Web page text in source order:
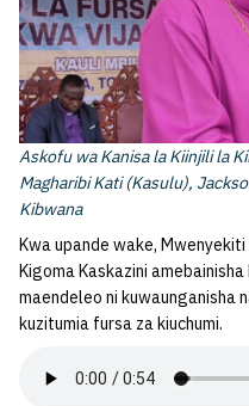
Askofu wa Kanisa la Kiinjili la
Magharibi Kati (Kasulu),
Kibwana
Kwa upande wake,
Kigoma Kaskazini
maendeleo ni kuwaunganisha
kuzitumia fursa za kiuchumi.